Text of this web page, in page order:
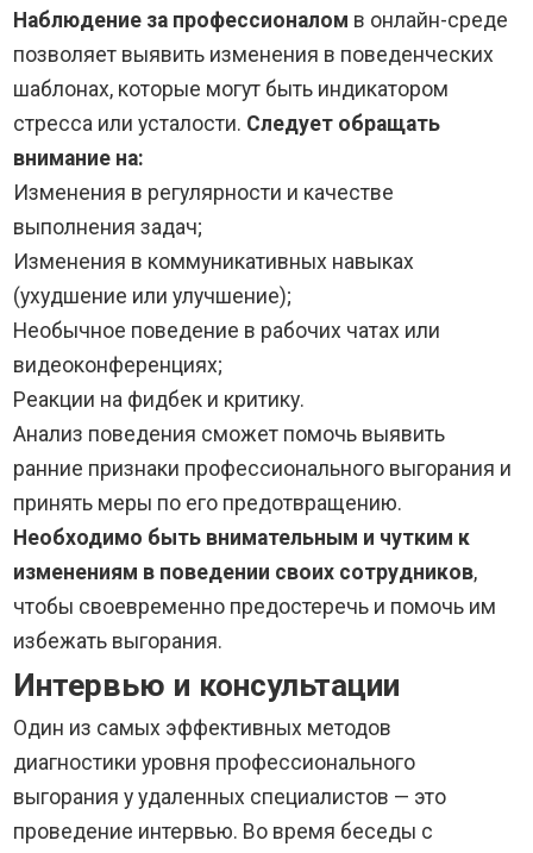
Наблюдение за профессионалом в онлайн-среде
позволяет выявить изменения в поведенческих
шаблонах, которые могут быть индикатором
стресса или усталости. Следует обращать
внимание на:
Изменения в регулярности и качестве
выполнения задач;
Изменения в коммуникативных навыках
(ухудшение или улучшение);
Необычное поведение в рабочих чатах или
видеоконференциях;
Реакции на фидбек и критику.
Анализ поведения сможет помочь выявить
ранние признаки профессионального выгорания и
принять меры по его предотвращению.
Необходимо быть внимательным и чутким к
изменениям в поведении своих сотрудников,
чтобы своевременно предостеречь и помочь им
избежать выгорания.
Интервью и консультации
Один из самых эффективных методов
диагностики уровня профессионального
выгорания у удаленных специалистов — это
проведение интервью. Во время беседы с